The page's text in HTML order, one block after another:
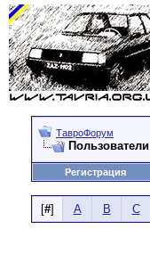
ТавроФорум
Пользователи
Регистрация
[#] A B C